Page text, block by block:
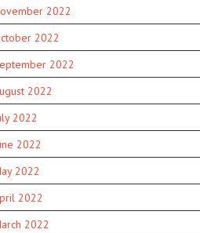
2022
2022
2022
2022
2022
2022
2022
2022
2022